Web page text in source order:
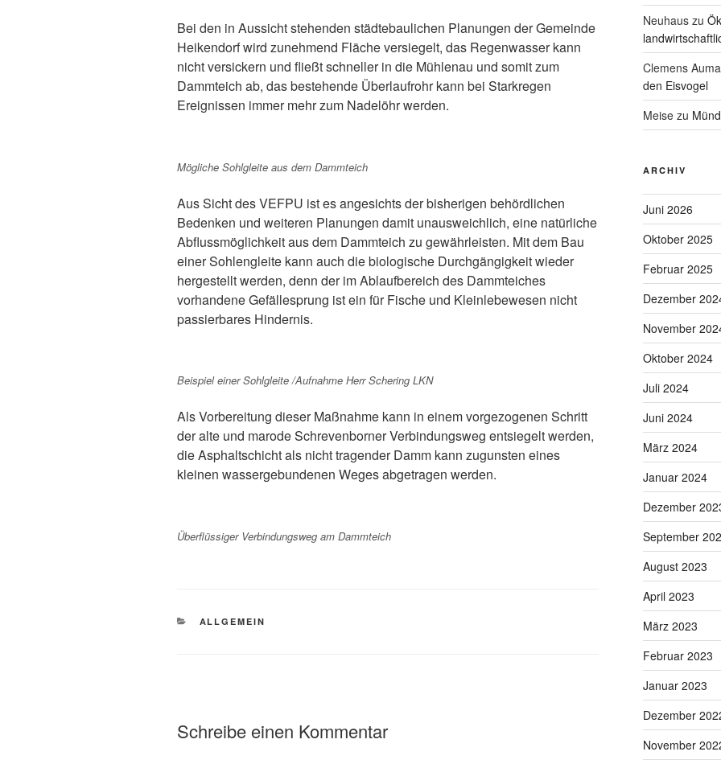
Bei den in Aussicht stehenden städtebaulichen Planungen der Gemeinde
Heikendorf wird zunehmend Fläche versiegelt, das Regenwasser kann
nicht versickern und fließt schneller in die Mühlenau und somit zum
Dammteich ab, das bestehende Überlaufrohr kann bei Starkregen
Ereignissen immer mehr zum Nadelöhr werden.
Mögliche Sohlgleite aus dem Dammteich
Aus Sicht des VEFPU ist es angesichts der bisherigen behördlichen
Bedenken und weiteren Planungen damit unausweichlich, eine natürliche
Abflussmöglichkeit aus dem Dammteich zu gewährleisten. Mit dem Bau
einer Sohlengleite kann auch die biologische Durchgängigkeit wieder
hergestellt werden, denn der im Ablaufbereich des Dammteiches
vorhandene Gefällesprung ist ein für Fische und Kleinlebewesen nicht
passierbares Hindernis.
Beispiel einer Sohlgleite /Aufnahme Herr Schering LKN
Als Vorbereitung dieser Maßnahme kann in einem vorgezogenen Schritt
der alte und marode Schrevenborner Verbindungsweg entsiegelt werden,
die Asphaltschicht als nicht tragender Damm kann zugunsten eines
kleinen wassergebundenen Weges abgetragen werden.
Überflüssiger Verbindungsweg am Dammteich
KATEGORIEN
ALLGEMEIN
Schreibe einen Kommentar
Neuhauszu
Clemens
den Eisvogel
Meisezu
ARCHIV
Juni 2026
Oktober 2025
Februar 2025
Dezember
November
Oktober 2024
Juli 2024
Juni 2024
März 2024
Januar 2024
Dezember
September
August 2023
April 2023
März 2023
Februar 2023
Januar 2023
Dezember
November